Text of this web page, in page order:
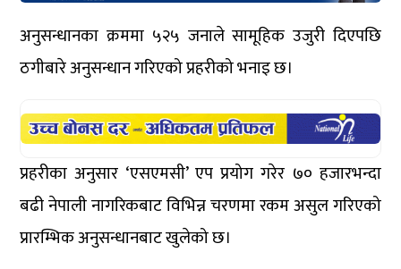
अनुसन्धानका क्रममा ५२५ जनाले सामूहिक उजुरी दिएपछि
ठगीबारे अनुसन्धान गरिएको प्रहरीको भनाइ छ।
प्रहरीका अनुसार ‘एसएमसी’ एप प्रयोग गरेर ७० हजारभन्दा
बढी नेपाली नागरिकबाट विभिन्न चरणमा रकम असुल गरिएको
प्रारम्भिक अनुसन्धानबाट खुलेको छ।